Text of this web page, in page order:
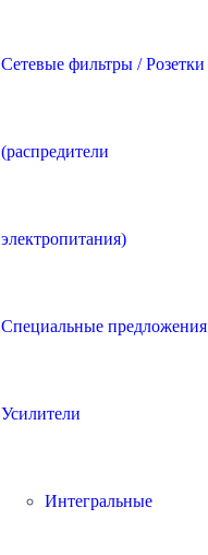
Сетевые фильтры / Розетки
(распредители
электропитания)
Специальные предложения
Усилители
Интегральные